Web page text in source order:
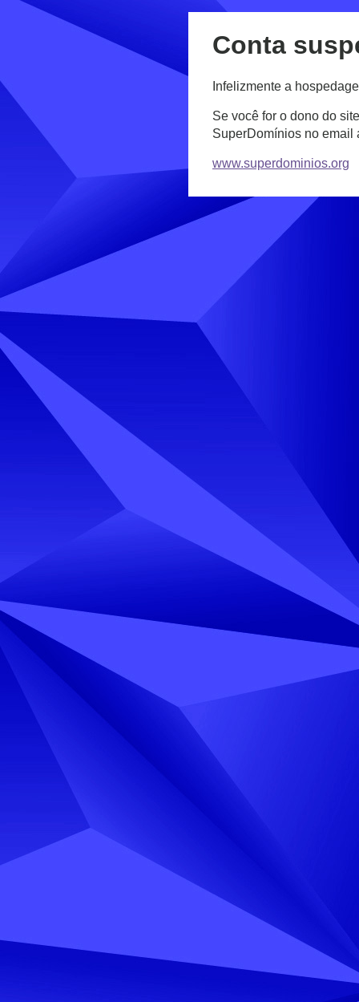
Conta
Infelizmente a
Se você for o dono do
SuperDomínios no email
www.superdominios.org